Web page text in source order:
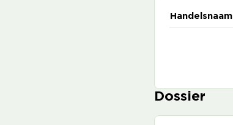
Handelsnaam
Dossier